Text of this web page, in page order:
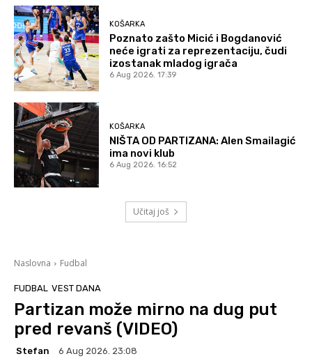
KOŠARKA
Poznato zašto Micić i Bogdanović
neće igrati za reprezentaciju, čudi
izostanak mladog igrača
6 Aug 2026. 17:39
KOŠARKA
NIŠTA OD PARTIZANA: Alen Smailagić
ima novi klub
6 Aug 2026. 16:52
Učitaj još